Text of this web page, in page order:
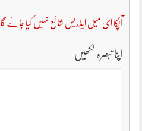
آپکا ای میل ایڈریس شائع نہیں کیا جائے گا
اپنا تبصرہ لکھیں